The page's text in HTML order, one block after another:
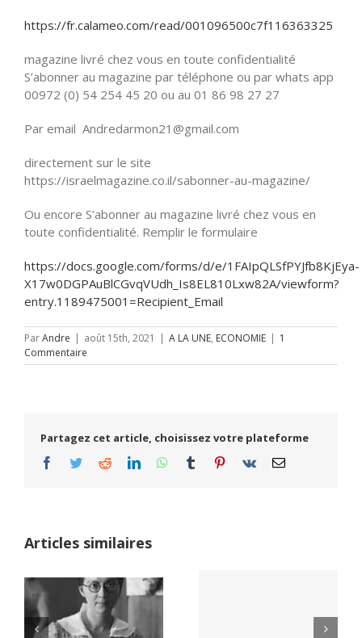
https://fr.calameo.com/read/001096500c7f116363325
magazine livré chez vous en toute confidentialité
S’abonner au magazine par téléphone ou par whats app
00972 (0) 54 254 45 20 ou au 01 86 98 27 27
Par email Andredarmon21@gmail.com
directement sur le site
https://israelmagazine.co.il/sabonner-au-magazine/
Ou encore S’abonner au magazine livré chez vous en
toute confidentialité. Remplir le formulaire
https://docs.google.com/forms/d/e/1FAIpQLSfPYJfb8KjEya-
X17w0DGPAuBlCGvqVUdh_Is8EL810Lxw82A/viewform?
entry.1189475001=Recipient_Email
ParAndre | août 15th, 2021 | A LA UNE, ECONOMIE | 1
Commentaire
Partagez cet article, choisissez votre plateforme
Facebook
TwitterRedditLinkedInWhatsApp
Tumblr Pinterest
Vk Email
Articles similaires
Yaïr Golan : une